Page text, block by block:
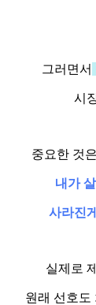
그러면서
시
중요한 것
내가
사라진
실제로
원래 선호도